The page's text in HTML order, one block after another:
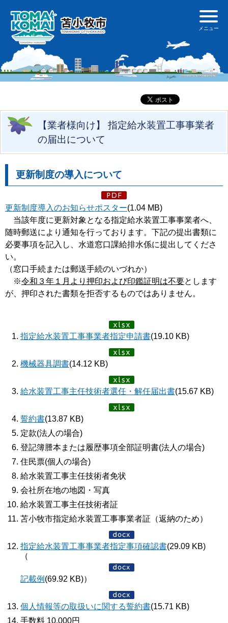
【業者様向け】 指定給水装置工事事業者
の届出について
更新制度の導入について
更新制度導入のお知らせポスター(1.04 MB)
当該年度に更新対象となる指定給水装置工事事業者へ、
随時郵送により通知を行っております。下記の提出書類に
必要事項を記入し、水道窓口課給排水係に提出してくださ
い。
（窓口手続または郵送手続のいづれか）
※令和３年１月より押印および印鑑証明は不要とします
が、押印された書類を拒否するものではありません。
指定給水装置工事事業者指定申請書(19.10 KB)
機械器具調書(14.12 KB)
給水装置工事主任技術者選任・解任届出書(15.67 KB)
誓約書(13.87 KB)
定款(法人の場合)
登記簿謄本または履歴事項全部証明書(法人の場合)
住民票(個人の場合)
給水装置工事主任技術者免状
会社所在地の地図・写真
給水装置工事主任技術者証
苫小牧市指定給水装置工事事業者証（返納のため）
指定給水装置工事事業者指定事項確認書(29.09 KB)
（
記載例 (69.92 KB)）
個人情報等の取扱いに関する誓約書(15.71 KB)
手数料 10,000円